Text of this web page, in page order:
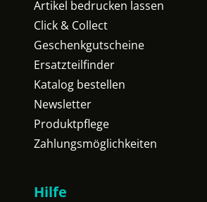
Artikel bedrucken lassen
Click & Collect
Geschenkgutscheine
Ersatzteilfinder
Katalog bestellen
Newsletter
Produktpflege
Zahlungsmöglichkeiten
Hilfe